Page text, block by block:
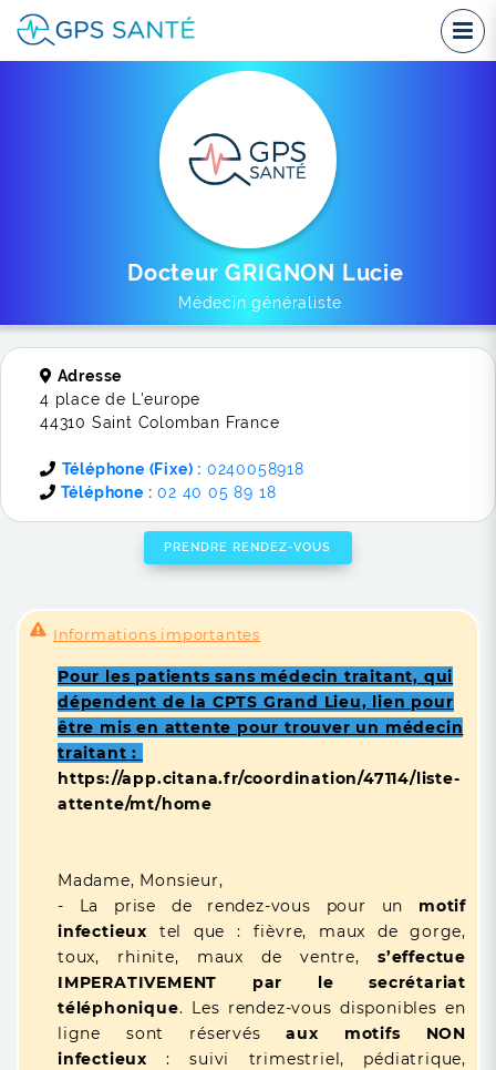
Docteur GRIGNON Lucie
Médecin généraliste
Adresse
4 place de L'europe
44310 Saint Colomban France
Téléphone (Fixe) : 0240058918
Téléphone : 02 40 05 89 18
PRENDRE RENDEZ-VOUS
Informations importantes
Pour les patients sans médecin traitant, qui
dépendent de la CPTS Grand Lieu, lien pour
être mis en attente pour trouver un médecin
traitant :
https://app.citana.fr/coordination/47114/liste-
attente/mt/home
Madame, Monsieur,
- La prise de rendez-vous pour un motif
infectieux tel que : fièvre, maux de gorge,
toux, rhinite, maux de ventre, s’effectue
IMPERATIVEMENT par le secrétariat
téléphonique. Les rendez-vous disponibles en
ligne sont réservésaux motifs NON
infectieux : suivi trimestriel, pédiatrique,